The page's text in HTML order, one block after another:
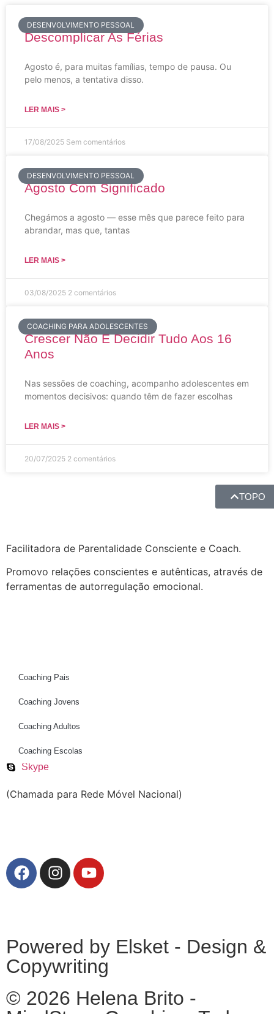
DESENVOLVIMENTO PESSOAL
Descomplicar As Férias
Agosto é, para muitas famílias, tempo de pausa. Ou
pelo menos, a tentativa disso.
LER MAIS >
17/08/2025 Sem comentários
DESENVOLVIMENTO PESSOAL
Agosto Com Significado
Chegámos a agosto — esse mês que parece feito para
abrandar, mas que, tantas
LER MAIS >
03/08/2025 2 comentários
COACHING PARA ADOLESCENTES
Crescer Não É Decidir Tudo Aos 16
Anos
Nas sessões de coaching, acompanho adolescentes em
momentos decisivos: quando têm de fazer escolhas
LER MAIS >
20/07/2025 2 comentários
TOPO
Facilitadora de Parentalidade Consciente e Coach.
Promovo relações conscientes e autênticas, através de
ferramentas de autorregulação emocional.
Coaching Pais
Coaching Jovens
Coaching Adultos
Coaching Escolas
Telefone
WhatsApp
Skype
(Chamada para Rede Móvel Nacional)
Powered by Elsket - Design &
Copywriting
© 2026 Helena Brito -